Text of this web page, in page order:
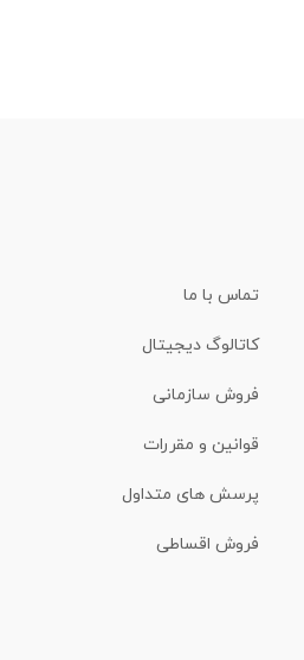
تماس با ما
کاتالوگ دیجیتال
فروش سازمانی
قوانین و مقررات
پرسش های متداول
فروش اقساطی